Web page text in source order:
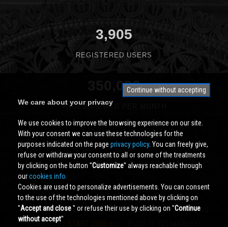
3,905
REGISTERED USERS
350,000
PAGES VIEWED PER MONTH
Cividale.COMCopyright © 2000 - 2026 All Rights Reserved
powered by
Continue without accepting
We care about your privacy
We use cookies to improve the browsing experience on our site.
With your consent we can use these technologies for the
purposes indicated on the page privacy policy. You can freely give,
refuse or withdraw your consent to all or some of the treatments
by clicking on the button ''Customize'' always reachable through
ourcookies info.
Cookies are used to personalize advertisements. You can consent
to the use of the technologies mentioned above by clicking on
''Accept and close'' or refuse their use by clicking on ''Continue
without accept''